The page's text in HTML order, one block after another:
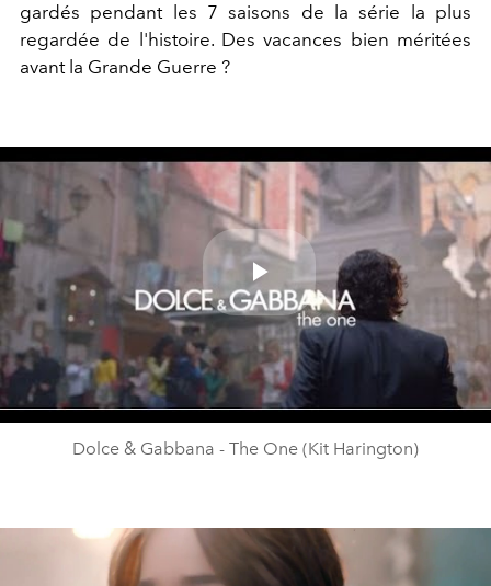
gardés pendant les 7 saisons de la série la plus
regardée de l'histoire. Des vacances bien méritées
avant la Grande Guerre ?
Play
Video
Dolce & Gabbana - The One (Kit Harington)